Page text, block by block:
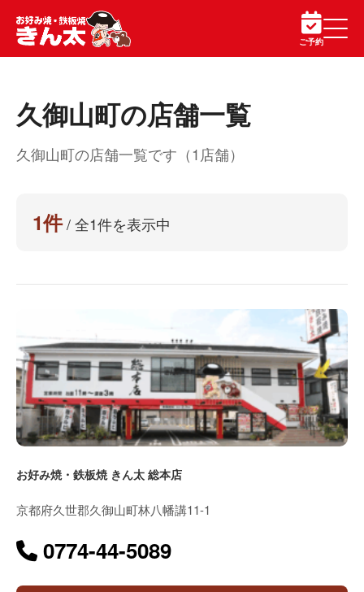
ご予約
久御山町の店舗一覧
久御山町の店舗一覧です（1店舗）
1件/ 全1件を表示中
お好み焼・鉄板焼 きん太 総本店
京都府久世郡久御山町林八幡講11-1
0774-44-5089